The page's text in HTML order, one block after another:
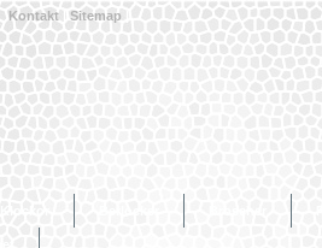
Kontakt |Sitemap